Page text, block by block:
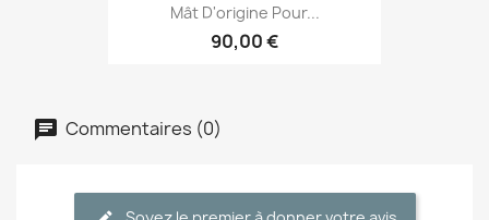
Mât D'origine Pour...
90,00 €
Commentaires (0)